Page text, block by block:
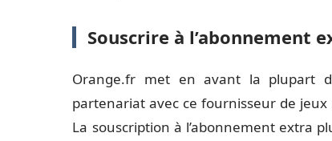
Souscrire à l’abonnement
Orange.fr met en avant la plupart
partenariat avec ce fournisseur de jeux
La souscription à l’abonnement extra